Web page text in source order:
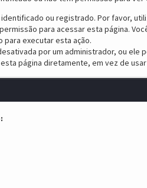
identificado ou registrado. Por favor,
para acessar esta página.
para executar esta ação.
por um administrador, ou ele
página diretamente, em vez de